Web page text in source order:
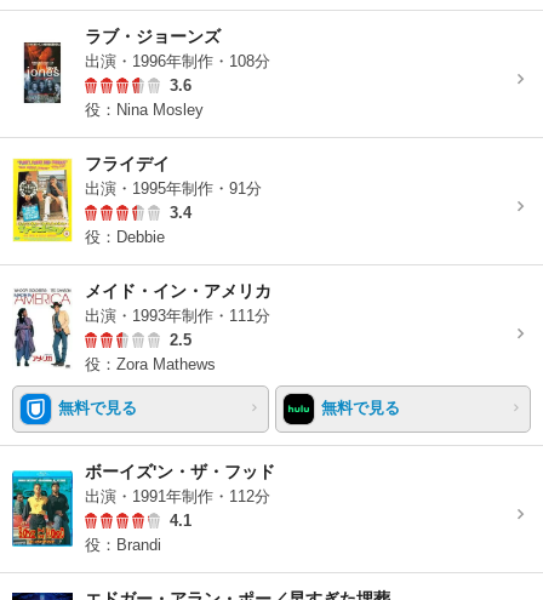
ラブ・ジョーンズ
出演・1996年制作・108分
3.6
役：Nina Mosley
フライデイ
出演・1995年制作・91分
3.4
役：Debbie
メイド・イン・アメリカ
出演・1993年制作・111分
2.5
役：Zora Mathews
無料で見る 無料で見る
ボーイズ'ン・ザ・フッド
出演・1991年制作・112分
4.1
役：Brandi